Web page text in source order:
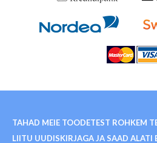
TAHAD MEIE TOODETEST ROHKEM
LIITU UUDISKIRJAGA JA SAAD ALATI